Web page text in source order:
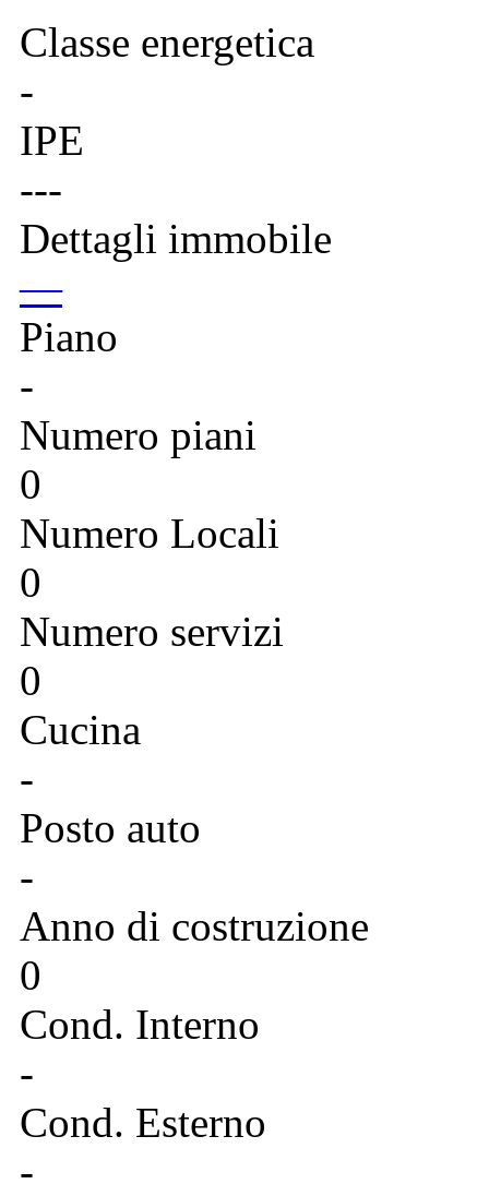
Classe energetica
-
IPE
---
Dettagli immobile
—
Piano
-
Numero piani
0
Numero Locali
0
Numero servizi
0
Cucina
-
Posto auto
-
Anno di costruzione
0
Cond. Interno
-
Cond. Esterno
-